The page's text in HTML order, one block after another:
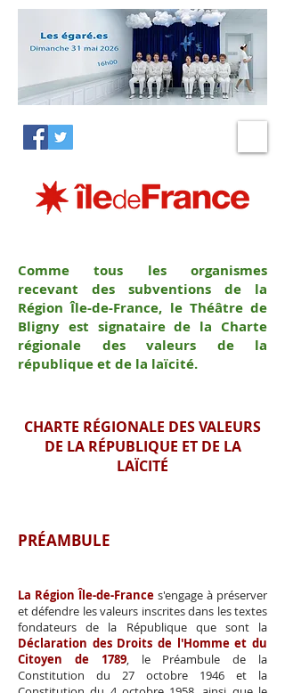
Comme tous les organismes
recevant des subventions de la
Région Île-de-France, le Théâtre de
Bligny est signataire de la Charte
régionale des valeurs de la
république et de la laïcité.
CHARTE RÉGIONALE DES VALEURS
DE LA RÉPUBLIQUE ET DE LA
LAÏCITÉ
PRÉAMBULE
La Région Île-de-France s'engage à préserver
et défendre les valeurs inscrites dans les textes
fondateurs de la République que sont la
Déclaration des Droits de l'Homme et du
Citoyen de 1789, le Préambule de la
Constitution du 27 octobre 1946 et la